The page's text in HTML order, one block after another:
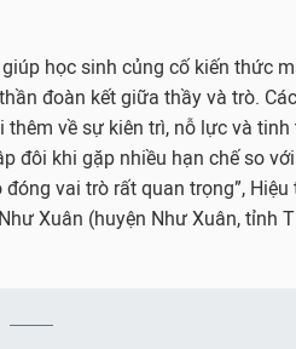
học sinh củng cố kiến thức
đoàn kết giữa thầy và trò.
về sự kiên trì, nỗ lực và
đôi khi gặp nhiều hạn chế so
vai trò rất quan trọng”,
Xuân (huyện Như Xuân, tỉnh